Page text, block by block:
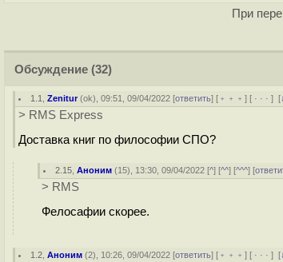
При
Обсуждение (32)
1.1 ,Zenitur(ok), 09:51, 09/04/2022 [ответить] [ ﹢﹢﹢] [ · · ·][
> RMS Express
Доставка книг по философии СПО?
2.15 ,Аноним (15), 13:30, 09/04/2022 [^] [^^] [^^^] [
> RMS
Фелосафии скорее.
1.2 ,Аноним (2), 10:26, 09/04/2022 [ответить] [ ﹢﹢﹢] [ · · ·][